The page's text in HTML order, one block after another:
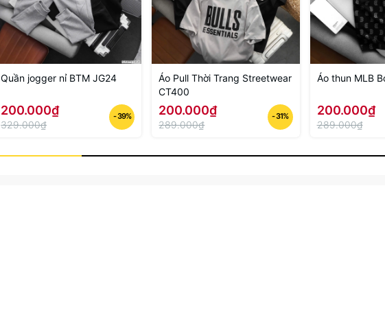
Quần jogger nỉ BTM JG24
200.000₫
329.000₫
- 39%
Áo Pull Thời Trang Streetwear
CT400
200.000₫
289.000₫
- 31%
Áo thun MLB
200.000₫
289.000₫